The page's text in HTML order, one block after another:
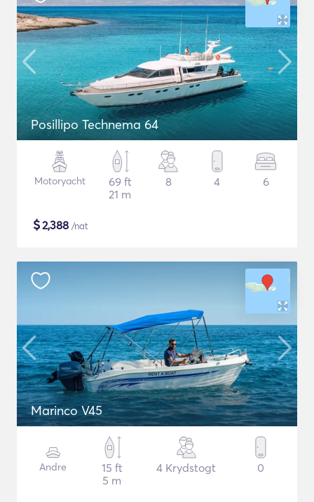
Posillipo Technema 64
Motoryacht
69 ft
21 m
8 4 6
$2,388 /nat
Marinco V45
Andre
15 ft
5 m
4 Krydstogt 0